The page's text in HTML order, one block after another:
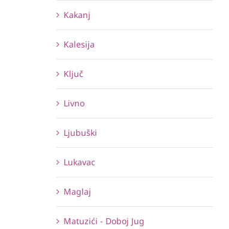
Kakanj
Kalesija
Ključ
Livno
Ljubuški
Lukavac
Maglaj
Matuzići - Doboj Jug